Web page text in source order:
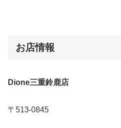
お店情報
Dione三重鈴鹿店
〒513-0845